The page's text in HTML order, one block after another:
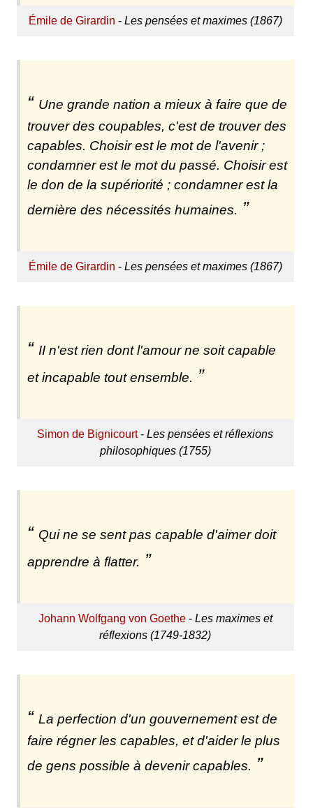
Émile de Girardin - Les pensées et maximes (1867)
Une grande nation a mieux à faire que de
trouver des coupables, c'est de trouver des
capables. Choisir est le mot de l'avenir ;
condamner est le mot du passé. Choisir est
le don de la supériorité ; condamner est la
dernière des nécessités humaines.
Émile de Girardin - Les pensées et maximes (1867)
II n'est rien dont l'amour ne soit capable
et incapable tout ensemble.
Simon de Bignicourt-Les pensées et réflexions
philosophiques (1755)
Qui ne se sent pas capable d'aimer doit
apprendre à flatter.
Johann Wolfgang von Goethe- Les maximes et
réflexions (1749-1832)
La perfection d'un gouvernement est de
faire régner les capables, et d'aider le plus
de gens possible à devenir capables.